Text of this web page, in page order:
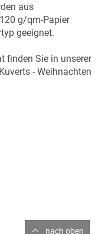
aus
g/qm-Papier
geeignet.
finden Sie in unserer
- Weihnachten
nach oben